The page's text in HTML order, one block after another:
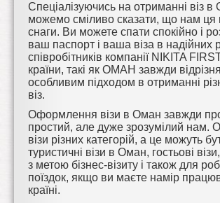
Спеціалізуючись на отриманні віз
можемо сміливо сказати, що нам ця
снаги. Ви можете спати спокійно і
ваш паспорт і ваша віза в надійних
співробітників компанії NIKITA
країни, такі як ОМАН завжди
особливим підходом в отриманні
віз.
Оформлення візи в Оман завжди
простий, але дуже зрозумілий нам.
візи різних категорій, а це можуть
туристичні візи в Оман, гостьові
з метою бізнес-візиту і також для
поїздок, якщо ви маєте намір
країні.